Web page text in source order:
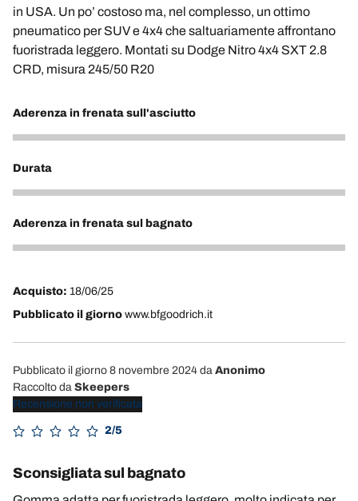
in USA. Un po’ costoso ma, nel complesso, un ottimo
pneumatico per SUV e 4x4 che saltuariamente affrontano
fuoristrada leggero. Montati su Dodge Nitro 4x4 SXT 2.8
CRD, misura 245/50 R20
Aderenza in frenata sull'asciutto
4
Durata
4
Aderenza in frenata sul bagnato
4
Acquisto: 18/06/25
Pubblicato il giorno www.bfgoodrich.it
Pubblicato il giorno 8 novembre 2024 da Anonimo
Raccolto da Skeepers
Recensione non verificata
2/5
Sconsigliata sul bagnato